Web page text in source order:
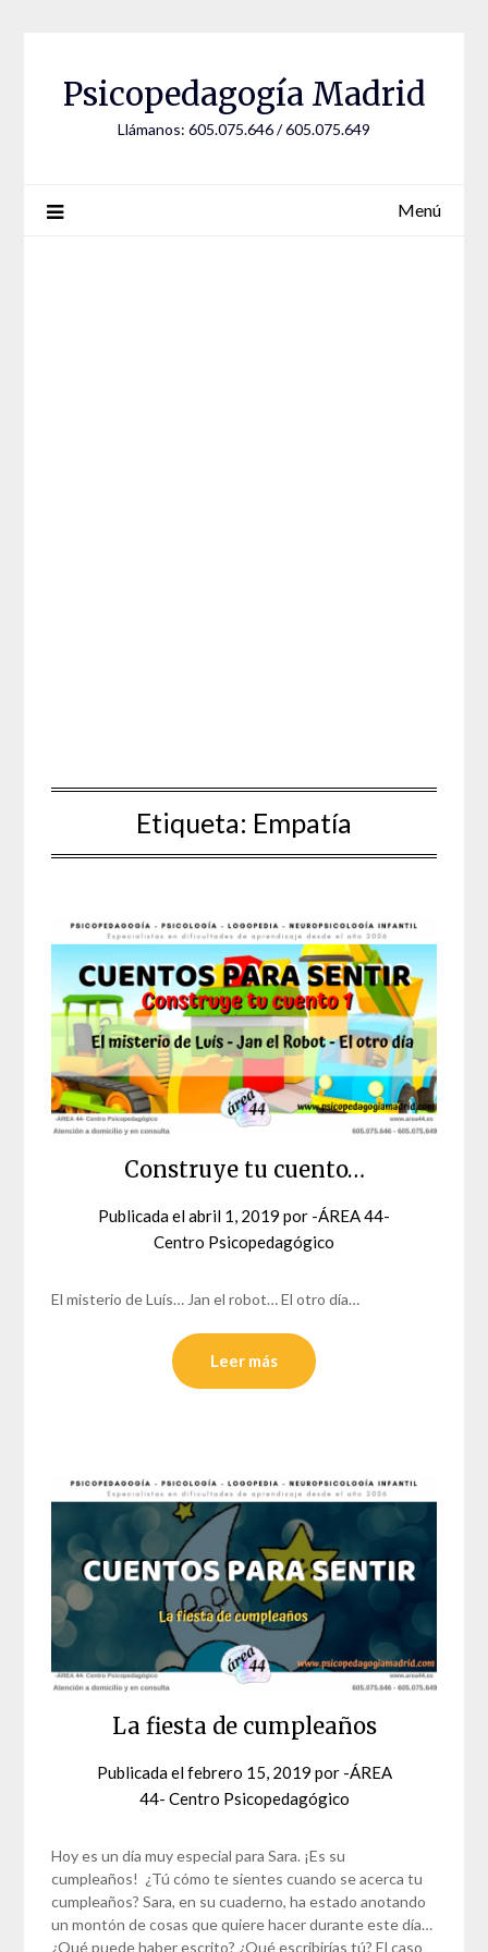
Psicopedagogía Madrid
Llámanos: 605.075.646 / 605.075.649
Menú
Etiqueta: Empatía
Construye tu cuento…
Publicada elabril 1, 2019 por -ÁREA 44-
Centro Psicopedagógico
El misterio de Luís… Jan el robot… El otro día…
Leer más
La fiesta de cumpleaños
Publicada elfebrero 15, 2019 por -ÁREA
44- Centro Psicopedagógico
Hoy es un día muy especial para Sara. ¡Es su
cumpleaños! ¿Tú cómo te sientes cuando se acerca tu
cumpleaños? Sara, en su cuaderno, ha estado anotando
un montón de cosas que quiere hacer durante este día…
¿Qué puede haber escrito? ¿Qué escribirías tú? El caso